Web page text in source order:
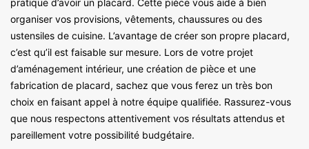
organiser vos provisions, vêtements, chaussures ou des
ustensiles de cuisine. L’avantage de créer son propre placard,
c’est qu’il est faisable sur mesure. Lors de votre projet
d’aménagement intérieur, une création de pièce et une
fabrication de placard, sachez que vous ferez un très bon
choix en faisant appel à notre équipe qualifiée. Rassurez-vous
que nous respectons attentivement vos résultats attendus et
pareillement votre possibilité budgétaire.